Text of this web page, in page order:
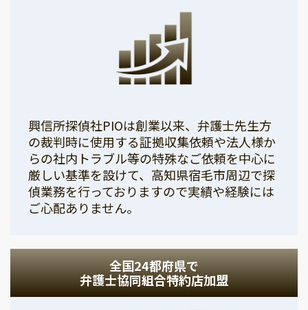
興信所探偵社PIOは創業以来、弁護士先生方
の裁判時に使用する証拠収集依頼や法人様か
らの社内トラブル等の特殊なご依頼を中心に
厳しい基準を設けて、高知県宿毛市周辺で探
偵業務を行っておりますので実績や経験には
ご心配ありません。
全国24都府県で
弁護士協同組合特約店加盟